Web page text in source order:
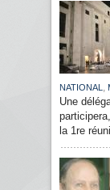
NATIONAL ,
Une
la 1re